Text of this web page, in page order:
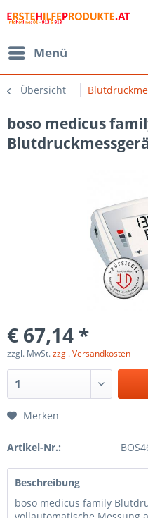
Menü
Übersicht
boso medicus
€ 67,14 *
zzgl. MwSt.zzgl. Versandkosten
Merken
Artikel-Nr.:
Beschreibung
boso medicus family